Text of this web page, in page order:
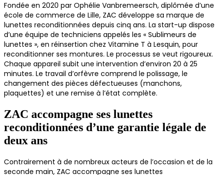
Fondée en 2020 par Ophélie Vanbremeersch, diplômée d’une
école de commerce de Lille, ZAC développe sa marque de
lunettes reconditionnées depuis cinq ans. La start-up dispose
d’une équipe de techniciens appelés les « Sublimeurs de
lunettes », en réinsertion chez Vitamine T à Lesquin, pour
reconditionner ses montures. Le processus se veut rigoureux.
Chaque appareil subit une intervention d’environ 20 à 25
minutes. Le travail d’orfèvre comprend le polissage, le
changement des pièces défectueuses (manchons,
plaquettes) et une remise à l’état complète.
ZAC accompagne ses lunettes
reconditionnées d’une garantie légale de
deux ans
Contrairement à de nombreux acteurs de l’occasion et de la
seconde main, ZAC accompagne ses lunettes